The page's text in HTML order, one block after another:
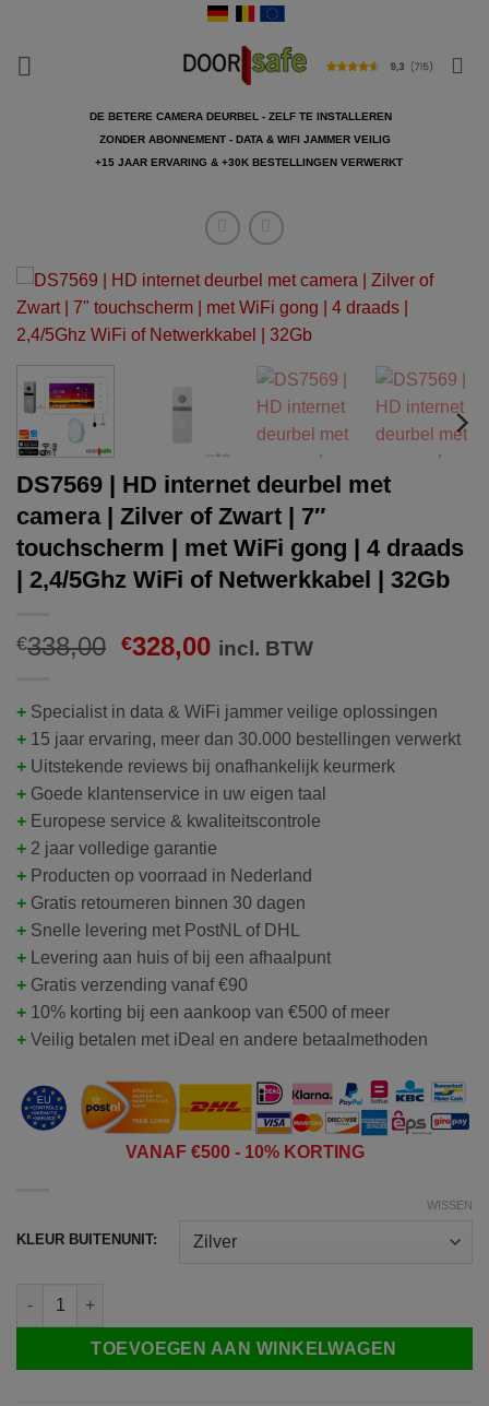
DE BETERE CAMERA DEURBEL - ZELF TE INSTALLEREN
ZONDER ABONNEMENT - DATA & WIFI JAMMER VEILIG
+15 JAAR ERVARING & +30K BESTELLINGEN VERWERKT
DS7569 | HD internet deurbel met
camera | Zilver of Zwart | 7″
touchscherm | met WiFi gong | 4 draads
| 2,4/5Ghz WiFi of Netwerkkabel | 32Gb
€338,00 Oorspronkelijke
was:
€338,00.
€328,00Huidige
is:
€328,00.
incl. BTW
+ Specialist in data & WiFi jammer veilige oplossingen
+ 15 jaar ervaring, meer dan 30.000 bestellingen verwerkt
+ Uitstekende reviews bij onafhankelijk keurmerk
+ Goede klantenservice in uw eigen taal
+ Europese service & kwaliteitscontrole
+ 2 jaar volledige garantie
+ Producten op voorraad in Nederland
+ Gratis retourneren binnen 30 dagen
+ Snelle levering met PostNL of DHL
+
Levering aan huis of bij een afhaalpunt
+ Gratis verzending vanaf €90
+ 10% korting bij een aankoop van €500 of meer
+ Veilig betalen met iDeal en andere betaalmethoden
VANAF €500 - 10% KORTING
KLEUR BUITENUNIT:
WISSEN
DS7569 | HD internet deurbel met camera | Zilver of Zwart | 7"
TOEVOEGEN AAN WINKELWAGEN